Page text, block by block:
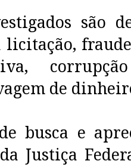
são
licitação,
de
busca e
Justiça